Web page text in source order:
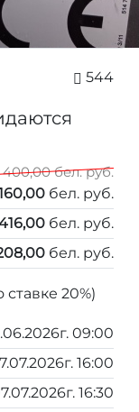
544
400,00 бел. руб.
бел. руб.
бел. руб.
бел. руб.
20%)
09:00
16:00
16:30